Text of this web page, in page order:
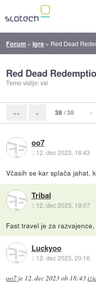
Forum »Igre » Red Dead
Red Dead
Temo vidijo: vsi
«« « 38 / 38 »
oo7
:: 12. dec 2023, 18:43
Včasih se kar splača jahat,
Tribal
:: 12. dec 2023, 19:07
Fast travel je za
Luckyoo
:: 12. dec 2023, 20:16
oo7 je 12. dec 2023 ob 18:43